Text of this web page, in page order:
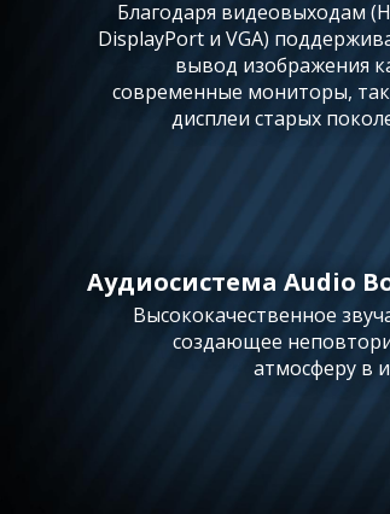
Благодаря видеовыходам
DisplayPort и VGA)
вывод изображения
современные мониторы,
дисплеи старых
Аудиосистема Audio
Высококачественное
создающее
атмосферу в